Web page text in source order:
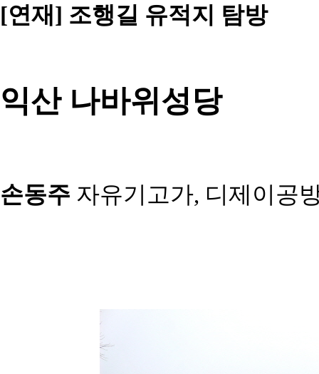
[연재] 조행길 유적지 탐방
익산 나바위성당
손동주 자유기고가, 디제이공